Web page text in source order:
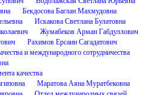
Бекдосова Баглан Махмудовна
Искакова Светлана Булатовна
Жумабеков Арман Габдуллович
Рахимов Ерсаин Сагадатович
и международного сотрудничества
качества
Маратова Аяна Муратбековна
Отдел международных связей